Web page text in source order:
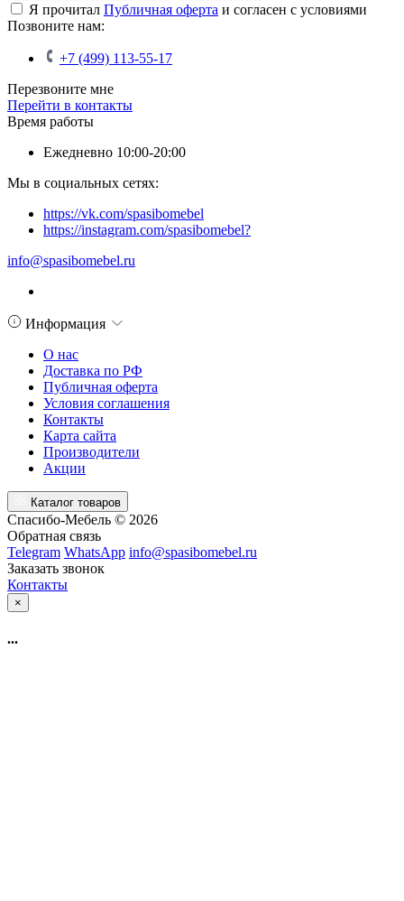
Я прочитал Публичная оферта и согласен с условиями
Позвоните нам:
+7 (499) 113-55-17
Перезвоните мне
Перейти в контакты
Время работы
Ежедневно 10:00-20:00
Мы в социальных сетях:
https://vk.com/spasibomebel
https://instagram.com/spasibomebel?
info@spasibomebel.ru
Информация
О нас
Доставка по РФ
Публичная оферта
Условия соглашения
Контакты
Карта сайта
Производители
Акции
Каталог товаров
Спасибо-Мебель © 2026
Обратная связь
Telegram WhatsApp info@spasibomebel.ru
Заказать звонок
Контакты
×
...